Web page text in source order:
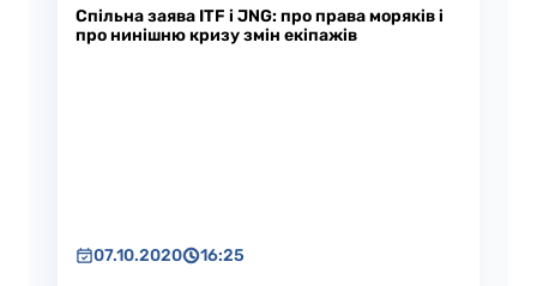
Спільна заява ITF і JNG: про права моряків і
про нинішню кризу змін екіпажів
07.10.2020 16:25